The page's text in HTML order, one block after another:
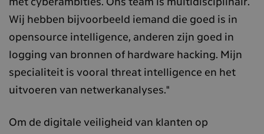
met cyberambities. Ons team is multidisciplinair.
Wij hebben bijvoorbeeld iemand die goed is in
opensource intelligence, anderen zijn goed in
logging van bronnen of hardware hacking. Mijn
specialiteit is vooral threat intelligence en het
uitvoeren van netwerkanalyses."
Om de digitale veiligheid van klanten op